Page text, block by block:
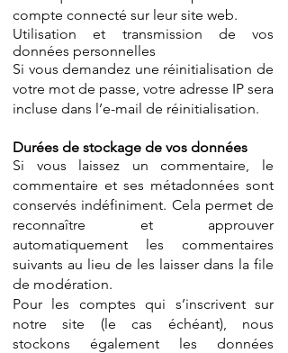
compte connecté sur leur site web.
Utilisation et transmission de vos
données personnelles
Si vous demandez une réinitialisation de
votre mot de passe, votre adresse IP sera
incluse dans l’e-mail de réinitialisation.
Durées de stockage de vos données
Si vous laissez un commentaire, le
commentaire et ses métadonnées sont
conservés indéfiniment. Cela permet de
reconnaître et approuver
automatiquement les commentaires
suivants au lieu de les laisser dans la file
de modération.
Pour les comptes qui s’inscrivent sur
notre site (le cas échéant), nous
stockons également les données